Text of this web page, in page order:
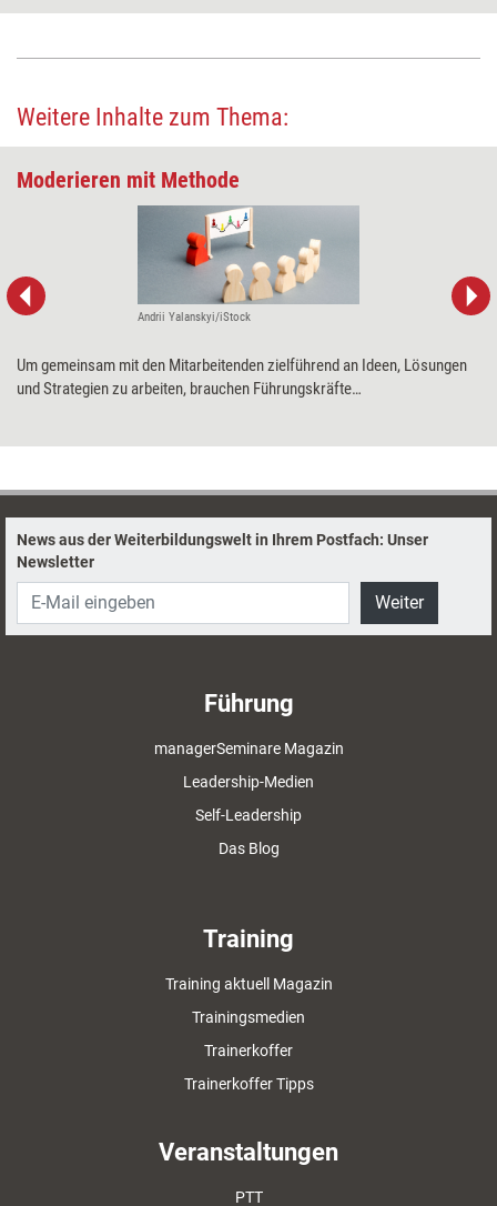
Weitere Inhalte zum Thema:
Moderieren mit Methode
Andrii Yalanskyi/iStock
Um gemeinsam mit den Mitarbeitenden zielführend an Ideen, Lösungen
und Strategien zu arbeiten, brauchen Führungskräfte
News aus der Weiterbildungswelt in Ihrem Postfach: Unser
Newsletter
Weiter
Führung
managerSeminare Magazin
Leadership-Medien
Self-Leadership
Das Blog
Training
Training aktuell Magazin
Trainingsmedien
Trainerkoffer
Trainerkoffer Tipps
Veranstaltungen
PTT